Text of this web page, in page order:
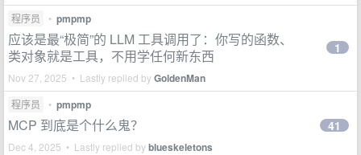
程序员 • pmpmp
应该是最“极简”的 LLM 工具调用了：你写的函数、
类对象就是工具，不用学任何新东西
Nov 27, 2025 • Lastly replied byGoldenMan
1
程序员 • pmpmp
MCP 到底是个什么鬼？
Dec 4, 2025 • Lastly replied byblueskeletons
41